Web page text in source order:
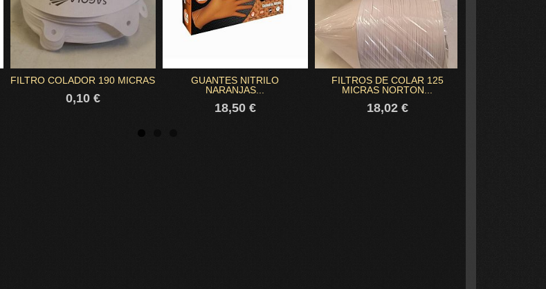
FILTRO COLADOR 190 MICRAS
0,10 €
GUANTES NITRILO
NARANJAS...
18,50 €
FILTROS DE COLAR 125
MICRAS NORTON...
18,02 €